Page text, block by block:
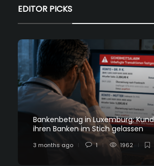
EDITOR PICKS
Bankenbetrug in Luxemburg:
ihren Banken im Stich gelassen
3 months ago 1 1962